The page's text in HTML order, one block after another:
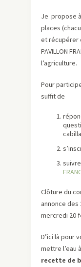
Je propose
places
et récupérer
PAVILLON
l’agriculture.
Pour
suffit de
Clôture du
annonce des
mercredi 20
D’ici là pour
mettre l’eau
recette de